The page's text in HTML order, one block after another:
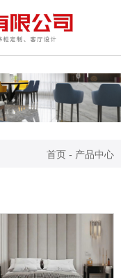
首页 - 产品中心